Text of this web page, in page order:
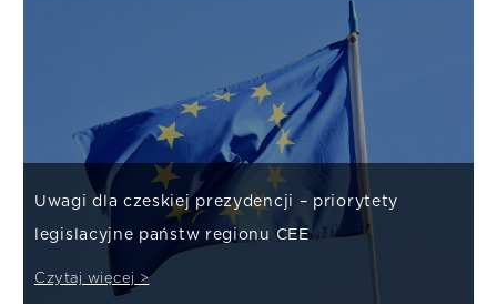
Uwagi dla czeskiej prezydencji – priorytety
legislacyjne państw regionu CEE
Czytaj więcej >